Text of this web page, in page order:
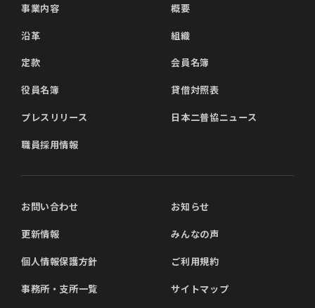
事業内容 概要
沿革 組織
定款 会員名簿
役員名簿 貸借対照表
プレスリリース 日本二普協ニュース
職員採用情報
お問い合わせ お知らせ
更新情報 みんなの声
個人情報保護方針 ご利用規約
事務所・支所一覧 サイトマップ